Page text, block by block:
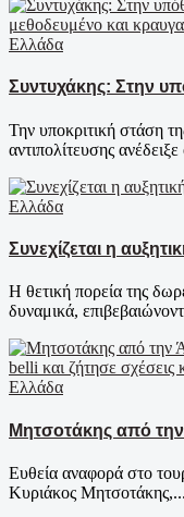
Ελλάδα
Συντυχάκης: Στην
Την υποκριτική στάση
αντιπολίτευσης
Ελλάδα
Συνεχίζεται η
Η θετική πορεία της
δυναμικά,
Ελλάδα
Μητσοτάκης από
Ευθεία αναφορά στο
Κυριάκος Μητσοτάκης,...